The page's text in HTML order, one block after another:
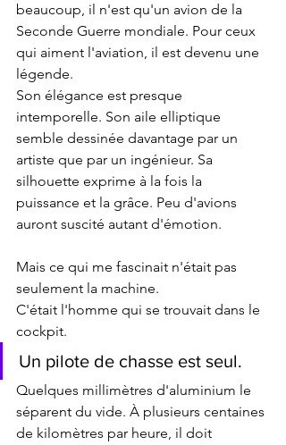
beaucoup, il n'est qu'un avion de la
Seconde Guerre mondiale. Pour ceux
qui aiment l'aviation, il est devenu une
légende.
Son élégance est presque
intemporelle. Son aile elliptique
semble dessinée davantage par un
artiste que par un ingénieur. Sa
silhouette exprime à la fois la
puissance et la grâce. Peu d'avions
auront suscité autant d'émotion.
Mais ce qui me fascinait n'était pas
seulement la machine.
C'était l'homme qui se trouvait dans le
cockpit.
Un pilote de chasse est seul.
Quelques millimètres d'aluminium le
séparent du vide. À plusieurs centaines
de kilomètres par heure, il doit